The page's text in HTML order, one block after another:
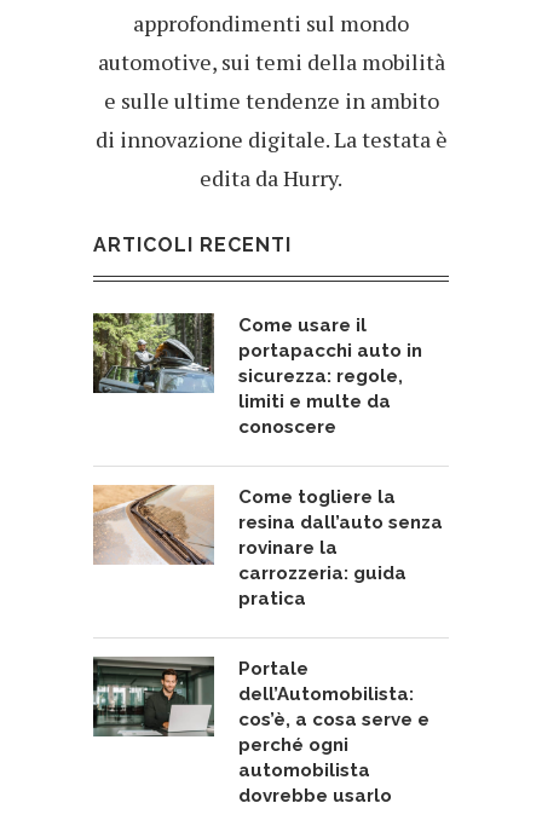
approfondimenti sul mondo
automotive, sui temi della mobilità
e sulle ultime tendenze in ambito
di innovazione digitale. La testata è
edita da Hurry.
ARTICOLI RECENTI
Come usare il
portapacchi auto in
sicurezza: regole,
limiti e multe da
conoscere
Come togliere la
resina dall’auto senza
rovinare la
carrozzeria: guida
pratica
Portale
dell’Automobilista:
cos’è, a cosa serve e
perché ogni
automobilista
dovrebbe usarlo